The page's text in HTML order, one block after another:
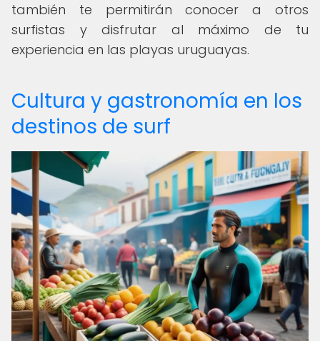
también te permitirán conocer a otros
surfistas y disfrutar al máximo de tu
experiencia en las playas uruguayas.
Cultura y gastronomía en los
destinos de surf